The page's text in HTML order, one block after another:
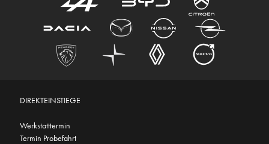
DIREKTEINSTIEGE
Werkstatttermin
Termin Probefahrt